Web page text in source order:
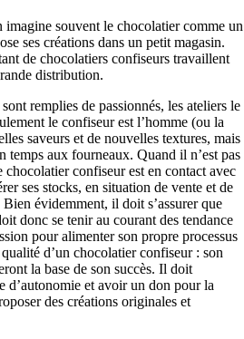
souvent le chocolatier comme un
ses créations dans un petit magasin.
de chocolatiers confiseurs travaillent
distribution.
remplies de passionnés, les ateliers le
le confiseur est l’homme (ou la
saveurs et de nouvelles textures, mais
temps aux fourneaux. Quand il n’est pas
chocolatier confiseur est en contact avec
ses stocks, en situation de vente et de
évidemment, il doit s’assurer que
donc se tenir au courant des tendance
pour alimenter son propre processus
d’un chocolatier confiseur : son
la base de son succès. Il doit
d’autonomie et avoir un don pour la
des créations originales et